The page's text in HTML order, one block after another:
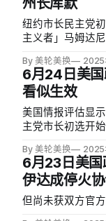
则国际原子能机
朗批评国际原子
的行为」，称美
和国际伦理的可怕打击
拟访白宫庆祝对
在未来几周访问
朗核计划的12天
表达了访问意愿
律师此前要求将
交和安全事务。
取消内塔尼亚胡
* 以色列「纳尼
州长库默
纽约市长民主党
主义者」马姆达尼击败前州
者马姆达尼在纽
长库默。马姆达
民主党候选人」
默承认败选，称
了」，但表示将
长。11月大选他
亚当斯和共和党的斯利瓦。
要点：《纽约时
选中意外胜利的要点和影响。 * 马
失望选民：这位
By 美轮美换 2025
6月24日美
看似生效
美国情报评估显
主党市长初选开
By 美轮美换 2025
6月23日美
伊达成停火
但尚未获双方官